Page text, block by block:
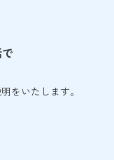
をいたします。